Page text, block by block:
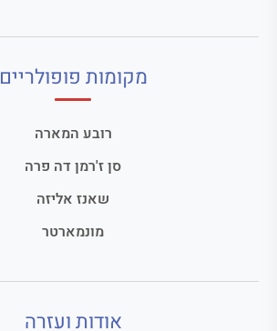
מקומות פופולריים
רובע המארה
סן ז'רמן דה פרה
שאנז אליזה
מונמארטר
אודות ועזרה